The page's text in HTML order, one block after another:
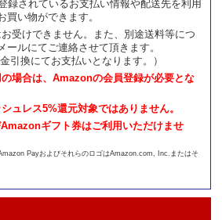
録されているお支払い情報や配送先を利用
買い物ができます。
受けできません。また、別途送料等につ
ールにてご連絡させて頂きます。
引換にてお支払いとなります。）
場合は、Amazonの会員登録が必要とな
ュレス5%還元対象ではありません。
ギフト券はご利用いただけませ
PayおよびそれらのロゴはAmazon.com, Inc.またはそ